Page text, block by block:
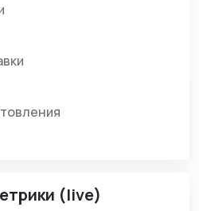
(live)